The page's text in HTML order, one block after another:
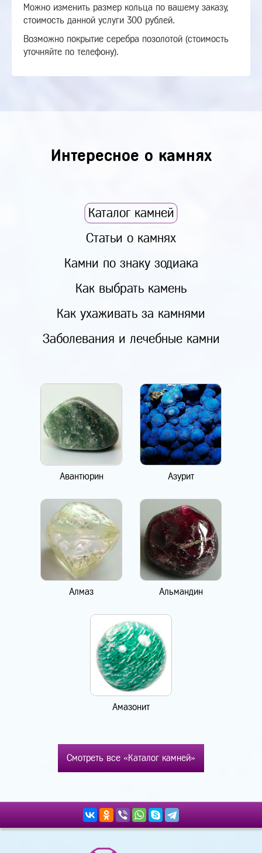
Можно изменить размер кольца по вашему заказу,
стоимость данной услуги 300 рублей.
Возможно покрытие серебра позолотой (стоимость
уточняйте по телефону).
Интересное о камнях
Каталог камней
Статьи о камнях
Камни по знаку зодиака
Как выбрать камень
Как ухаживать за камнями
Заболевания и лечебные камни
Авантюрин Азурит
Алмаз Альмандин
Амазонит
Смотреть все «Каталог камней»